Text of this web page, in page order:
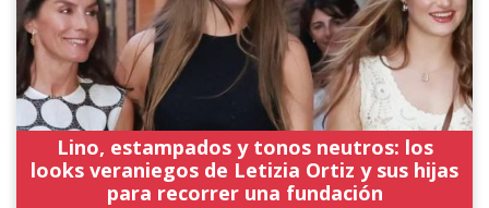
Lino, estampados y tonos neutros: los
looks veraniegos de Letizia Ortiz y sus hijas
para recorrer una fundación